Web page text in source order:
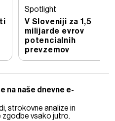
Spotlight
V Sloveniji za 1,5
milijarde evrov
potencialnih
prevzemov
na naše dnevne e-
strokovne analize in
zgodbe vsako jutro.